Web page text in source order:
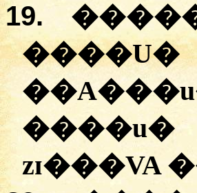
19.
����U�
����u�
zɪ���VA